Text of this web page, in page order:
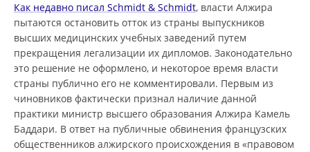
Как недавно писал Schmidt & Schmidt, власти Алжира
пытаются остановить отток из страны выпускников
высших медицинских учебных заведений путем
прекращения легализации их дипломов. Законодательно
это решение не оформлено, и некоторое время власти
страны публично его не комментировали. Первым из
чиновников фактически признал наличие данной
практики министр высшего образования Алжира Камель
Баддари. В ответ на публичные обвинения французских
общественников алжирского происхождения в «правовом